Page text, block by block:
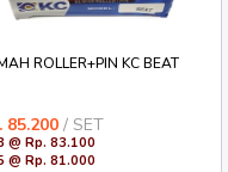
ROLLER+PIN KC BEAT
85.200 / SET
@ Rp. 83.100
@ Rp. 81.000